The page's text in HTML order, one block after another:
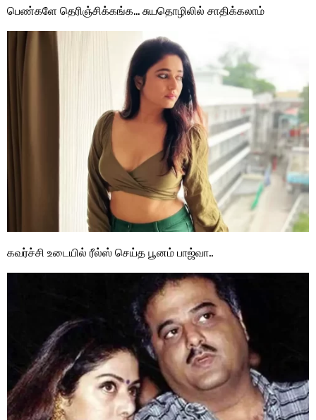
பெண்களே தெரிஞ்சிக்கங்க… சுயதொழிலில் சாதிக்கலாம்
கவர்ச்சி உடையில் ரீல்ஸ் செய்த பூனம் பாஜ்வா..